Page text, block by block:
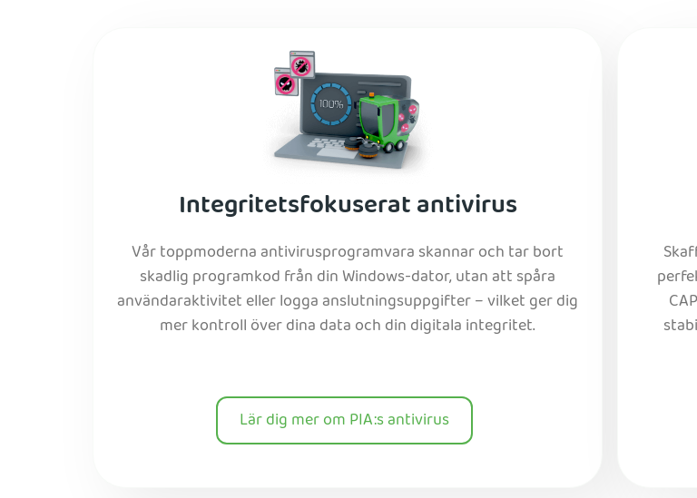
Integritetsfokuserat antivirus
Vår toppmoderna antivirusprogramvara skannar och tar bort
skadlig programkod från din Windows-dator, utan att spåra
användaraktivitet eller logga anslutningsuppgifter – vilket ger dig
mer kontroll över dina data och din digitala integritet.
Lär dig mer om PIA:s antivirus